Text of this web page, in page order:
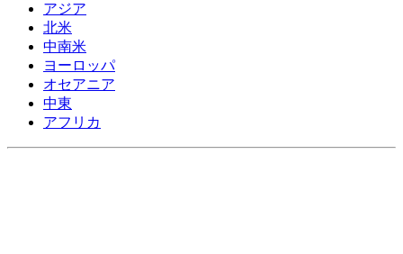
アジア
北米
中南米
ヨーロッパ
オセアニア
中東
アフリカ